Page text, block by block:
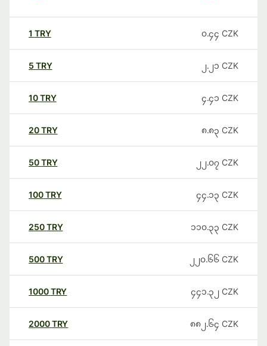
1 TRY ၀.၄၄ CZK
5 TRY ၂.၂၁ CZK
10TRY ၄.၄၁ CZK
20TRY ၈.၈၃ CZK
50TRY ၂၂.၀၇ CZK
100TRY ၄၄.၁၃ CZK
250TRY ၁၁၀.၃၃ CZK
500TRY ၂၂၀.၆၆ CZK
1000TRY ၄၄၁.၃၂ CZK
2000TRY ၈၈၂.၆၄ CZK